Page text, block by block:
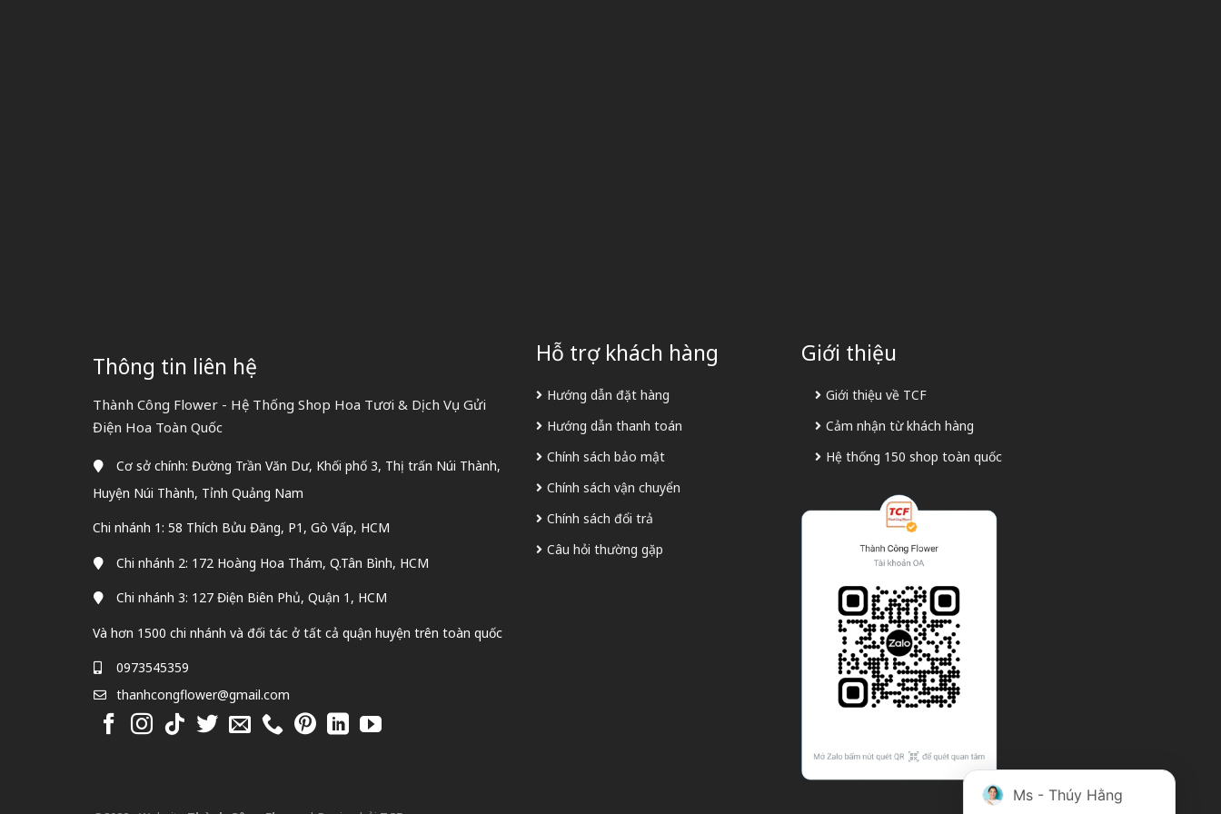
Thông tin liên hệ
Thành Công Flower - Hệ Thống Shop Hoa Tươi & Dịch Vụ Gửi
Điện Hoa Toàn Quốc
Cơ sở chính: Đường Trần Văn Dư, Khối phố 3, Thị trấn Núi Thành,
Huyện Núi Thành, Tỉnh Quảng Nam
Chi nhánh 1: 58 Thích Bửu Đăng, P1, Gò Vấp, HCM
Chi nhánh 2: 172 Hoàng Hoa Thám, Q.Tân Bình, HCM
Chi nhánh 3: 127 Điện Biên Phủ, Quận 1, HCM
Và hơn 1500 chi nhánh và đối tác ở tất cả quận huyện trên toàn quốc
0973545359
thanhcongflower@gmail.com
Hỗ trợ khách hàng
Hướng dẫn đặt hàng
Hướng dẫn thanh toán
Chính sách bảo mật
Chính sách vận chuyển
Chính sách đổi trả
Câu hỏi thường gặp
Giới thiệu
Giới thiệu về TCF
Cảm nhận từ khách hàng
Hệ thống 150 shop toàn quốc
Ms - Thúy Hằng